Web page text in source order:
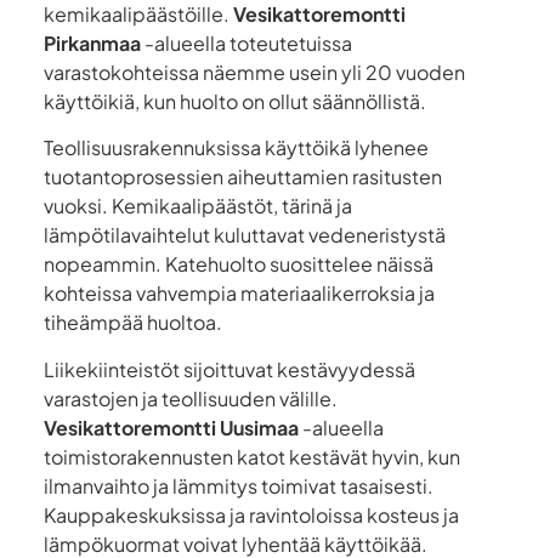
kemikaalipäästöille. Vesikattoremontti
Pirkanmaa-alueella toteutetuissa
varastokohteissa näemme usein yli 20 vuoden
käyttöikiä, kun huolto on ollut säännöllistä.
Teollisuusrakennuksissa käyttöikä lyhenee
tuotantoprosessien aiheuttamien rasitusten
vuoksi. Kemikaalipäästöt, tärinä ja
lämpötilavaihtelut kuluttavat vedeneristystä
nopeammin. Katehuolto suosittelee näissä
kohteissa vahvempia materiaalikerroksia ja
tiheämpää huoltoa.
Liikekiinteistöt sijoittuvat kestävyydessä
varastojen ja teollisuuden välille.
Vesikattoremontti Uusimaa-alueella
toimistorakennusten katot kestävät hyvin, kun
ilmanvaihto ja lämmitys toimivat tasaisesti.
Kauppakeskuksissa ja ravintoloissa kosteus ja
lämpökuormat voivat lyhentää käyttöikää.